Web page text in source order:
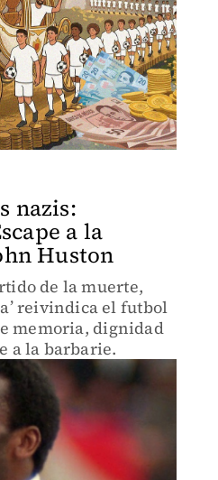
nazis:
a la
Huston
de la muerte,
reivindica el futbol
memoria, dignidad
a la barbarie.